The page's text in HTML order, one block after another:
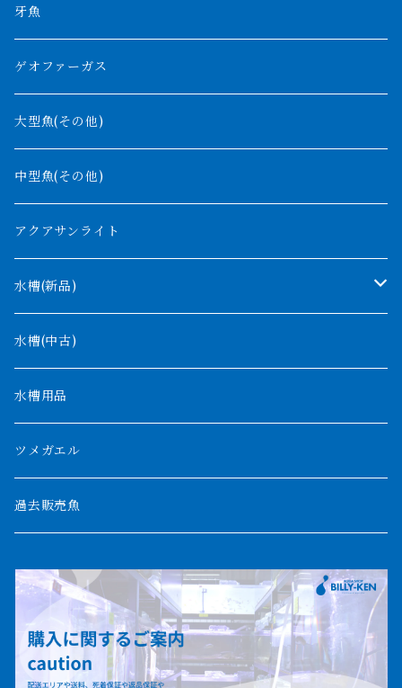
バンジャール
その他アロワナ
コウロントン
ラプラディ
ギニア
ナイジェリア
コンギクス
オルナティピンニス
コンゴ
タンガニーカ
ウィークシー
モケレンベンベ
デルヘッジ
ザイールグリーン
パルマス
ポーリー
セネガルス
ナイル川
ナイジェリア
ブリードポリプ
エンドリケリー
小型スネークヘッド
牙魚
ゲオファーガス
大型魚(その他)
中型魚(その他)
アクアサンライト
水槽(新品)
1200mm以下
1500mm
1800mm
2000mm以上
水槽(中古)
水槽用品
ツメガエル
過去販売魚